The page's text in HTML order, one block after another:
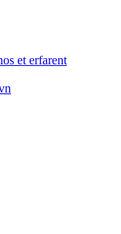
et erfarent